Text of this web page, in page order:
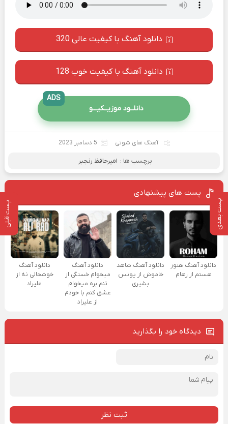
پست بعدی پست قبلی
دانلود آهنگ با کیفیت عالی 320
دانلود آهنگ با کیفیت خوب 128
دانلــود موزیــکیـــو
ADS
آهنگ های شوتی 5 دسامبر 2023
برچسب ها : امیرحافظ رنجبر
پست های پیشنهادی
دانلود آهنگ هنوز
هستم از رهام
دانلود آهنگ شاهد
خاموش از یونس
بشیری
دانلود آهنگ
میخوام خستگی از
تنم بره میخوام
عشق کنم با خودم
از علیراد
دانلود آهنگ
خوشحالی نه از
علیراد
دیدگاه خود را بگذارید
ثبت نظر